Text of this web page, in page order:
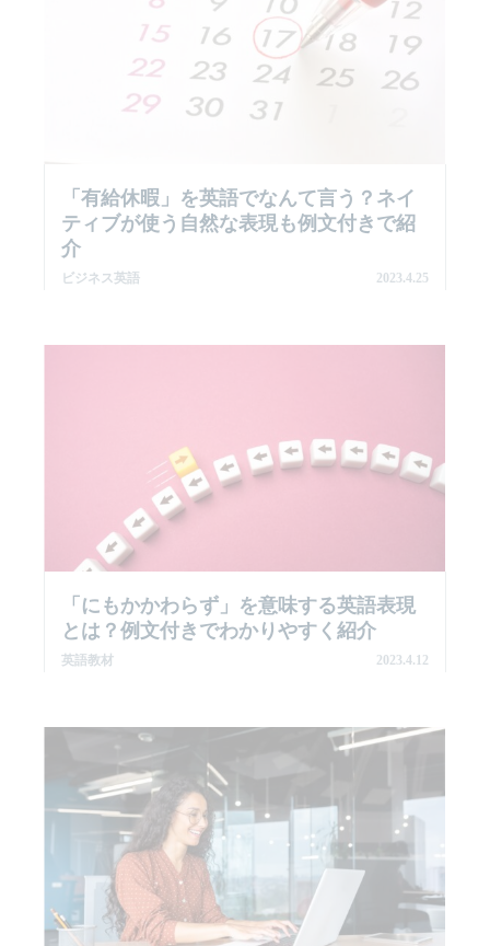
「有給休暇」を英語でなんて言う？ネイ
ティブが使う自然な表現も例文付きで紹
介
ビジネス英語 2023.4.25
「にもかかわらず」を意味する英語表現
とは？例文付きでわかりやすく紹介
英語教材 2023.4.12